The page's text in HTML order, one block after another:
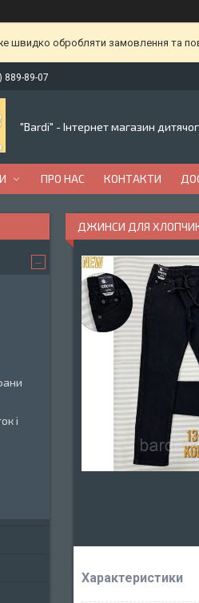
швидко обробляти замовлення та
889-89-07
"Bardi" - Інтернет магазин
ПРО НАС КОНТАКТИ
ДЖИНСИ ДЛЯ
Характеристики
і